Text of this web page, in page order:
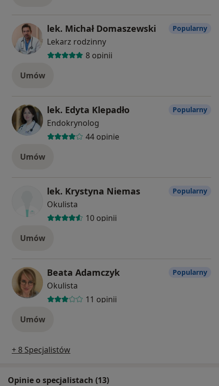
lek. Michał Domaszewski
Lekarz rodzinny
8 opinii
Popularny
Umów
lek. Edyta Klepadło
Endokrynolog
44 opinie
Popularny
Umów
lek. Krystyna Niemas
Okulista
10 opinii
Popularny
Umów
Beata Adamczyk
Okulista
11 opinii
Popularny
Umów
+ 8 Specjalistów
Opinie o specjalistach (13)